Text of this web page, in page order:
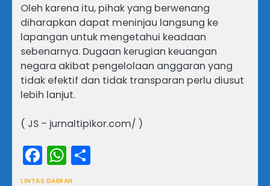
Oleh karena itu, pihak yang berwenang
diharapkan dapat meninjau langsung ke
lapangan untuk mengetahui keadaan
sebenarnya. Dugaan kerugian keuangan
negara akibat pengelolaan anggaran yang
tidak efektif dan tidak transparan perlu diusut
lebih lanjut.
( JS – jurnaltipikor.com/ )
Facebook
WhatsApp
LINTAS DAERAH